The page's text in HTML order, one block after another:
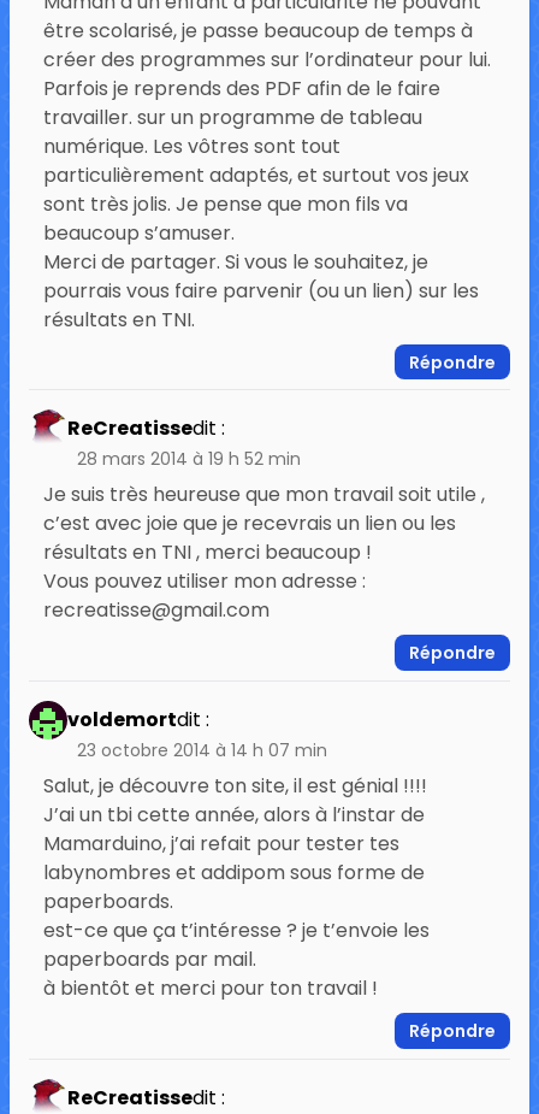
être scolarisé, je passe beaucoup de temps à
créer des programmes sur l’ordinateur pour lui.
Parfois je reprends des PDF afin de le faire
travailler. sur un programme de tableau
numérique. Les vôtres sont tout
particulièrement adaptés, et surtout vos jeux
sont très jolis. Je pense que mon fils va
beaucoup s’amuser.
Merci de partager. Si vous le souhaitez, je
pourrais vous faire parvenir (ou un lien) sur les
résultats en TNI.
Répondre
ReCreatissedit :
28 mars 2014 à 19 h 52 min
Je suis très heureuse que mon travail soit utile ,
c’est avec joie que je recevrais un lien ou les
résultats en TNI , merci beaucoup !
Vous pouvez utiliser mon adresse :
recreatisse@gmail.com
Répondre
voldemortdit :
23 octobre 2014 à 14 h 07 min
Salut, je découvre ton site, il est génial !!!!
J’ai un tbi cette année, alors à l’instar de
Mamarduino, j’ai refait pour tester tes
labynombres et addipom sous forme de
paperboards.
est-ce que ça t’intéresse ? je t’envoie les
paperboards par mail.
à bientôt et merci pour ton travail !
Répondre
ReCreatissedit :